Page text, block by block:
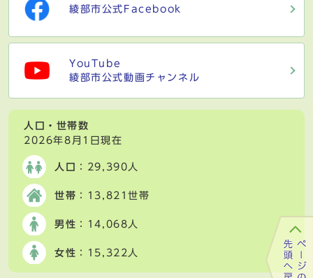
綾部市公式Facebook
YouTube
綾部市公式動画チャンネル
人口・世帯数
2026年8月1日現在
人口 ：29,390人
世帯 ：13,821世帯
男性 ：14,068人
女性 ：15,322人